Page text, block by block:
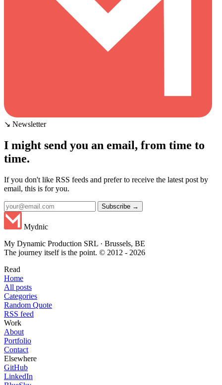
↘ Newsletter
I might send you an email, from time to
time.
If you don't like RSS feeds and prefer to receive the latest post by
email, this is for you.
Subscribe →
Mydnic
My Dynamic Production SRL · Brussels, BE
The journey itself is the point. © 2012 - 2026
Read
Home
All posts
Categories
Random Quote
RSS feed
Work
About
Portfolio
Contact
Elsewhere
GitHub
LinkedIn